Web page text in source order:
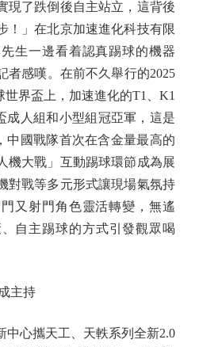
現了跌倒後自主站立，這背後
！」在北京加速進化科技有限
生一邊看着認真踢球的機器
者感嘆。在前不久舉行的2025
世界盃上，加速進化的T1、K1
成人組和小型組冠亞軍，這是
中國戰隊首次在含金量最高的
機大戰」互動踢球環節成為展
對戰等多元形式讓現場氣氛持
又射門角色靈活轉變，無遙
自主踢球的方式引發觀眾喝
主持
心攜天工、天軼系列全新2.0